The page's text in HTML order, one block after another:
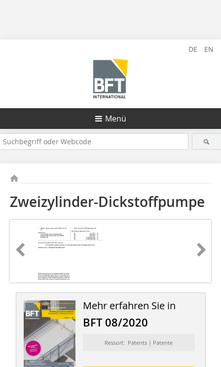
DE EN
Menü
Zweizylinder-Dickstoffpumpe
Mehr erfahren Sie in
BFT 08/2020
Ressort: Patents | Patente